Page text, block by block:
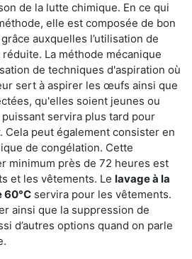
de la lutte chimique. En ce qui
elle est composée de bon
auxquelles l’utilisation de
La méthode mécanique
de techniques d'aspiration où
sert à aspirer les œufs ainsi que
qu'elles soient jeunes ou
servira plus tard pour
Cela peut également consister en
de congélation. Cette
minimum près de 72 heures est
et les vêtements. Le lavage à la
60°C servira pour les vêtements.
ainsi que la suppression de
d’autres options quand on parle